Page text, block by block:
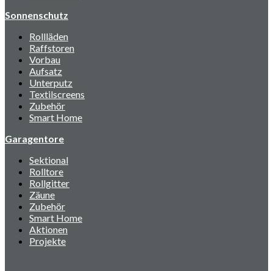
Sonnenschutz
Rollläden
Raffstoren
Vorbau
Aufsatz
Unterputz
Textilscreens
Zubehör
Smart Home
Garagentore
Sektional
Rolltore
Rollgitter
Zäune
Zubehör
Smart Home
Aktionen
Projekte